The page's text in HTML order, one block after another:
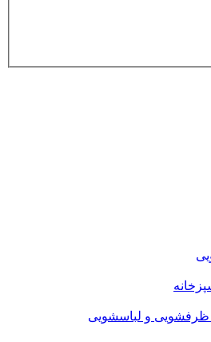
ظرفشویی و لباسشویی